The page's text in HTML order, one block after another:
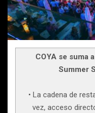
COYA se suma a
Summer
• La cadena de
vez, acceso